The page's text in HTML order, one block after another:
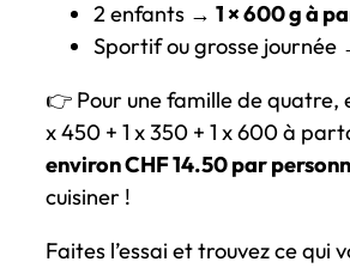
2 enfants → 1 × 600 g à
Sportif ou grosse journée
👉 Pour une famille de quatre,
x 450 + 1 x 350 + 1 x 600 à
environ CHF 14.50 par
cuisiner !
Faites l’essai et trouvez ce qui